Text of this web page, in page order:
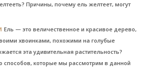
Причины, почему ель желтеет, могут
Ель — это величественное и красивое дерево,
хвоинками, похожими на голубые
эта удивительная растительность?
способов, которые мы рассмотрим в данной